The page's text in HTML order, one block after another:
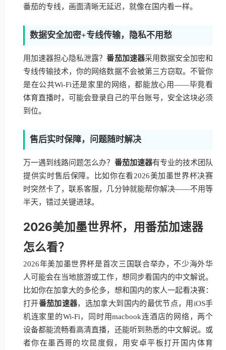
番茄的专线，画面清晰无延迟，就像在国内看一样。
数据安全加密+专线传输，隐私不用愁
用加速器担心隐私泄露？番茄加速器采用数据安全加密和
专线传输技术，你的网络数据不会被第三方窃取。不管你
是在公共Wi-Fi还是家里的网络，都能放心用——毕竟看
体育直播时，可能会登录自己的平台账号，安全这块必须
到位。
售后实时保障，问题随时解决
万一遇到线路问题怎么办？ 番茄加速器有专业的技术团队
提供实时售后保障。比如你在看2026美加墨世界杯决赛
时突然卡了，联系客服，几分钟就能帮你解决——不用等
半天，错过关键进球。
2026美加墨世界杯，用番茄加速器
怎么看？
2026年美加墨世界杯是首次三国联合举办，不少海外华
人可能会在当地旅游或工作，想同步看国内的中文解说。
比如你在加拿大的多伦多，想和国内的家人一起看决赛：
打开番茄加速器，选加拿大到国内的最优节点，用iOS手
机连家里的Wi-Fi，同时用macbook连酒店的网络，两个
设备都能流畅看高清直播，还能听到熟悉的中文解说。或
者你在墨西哥的坎昆度假，用安卓平板打开国内体育